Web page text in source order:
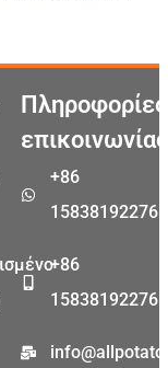
Πληροφορίες
επικοινωνίας
+86
15838192276
+86
15838192276